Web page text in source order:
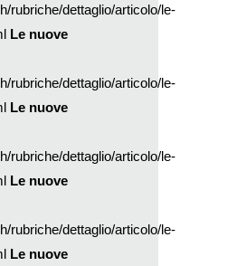
rubriche/dettaglio/articolo/le-
Le nuove
rubriche/dettaglio/articolo/le-
Le nuove
rubriche/dettaglio/articolo/le-
Le nuove
rubriche/dettaglio/articolo/le-
Le nuove